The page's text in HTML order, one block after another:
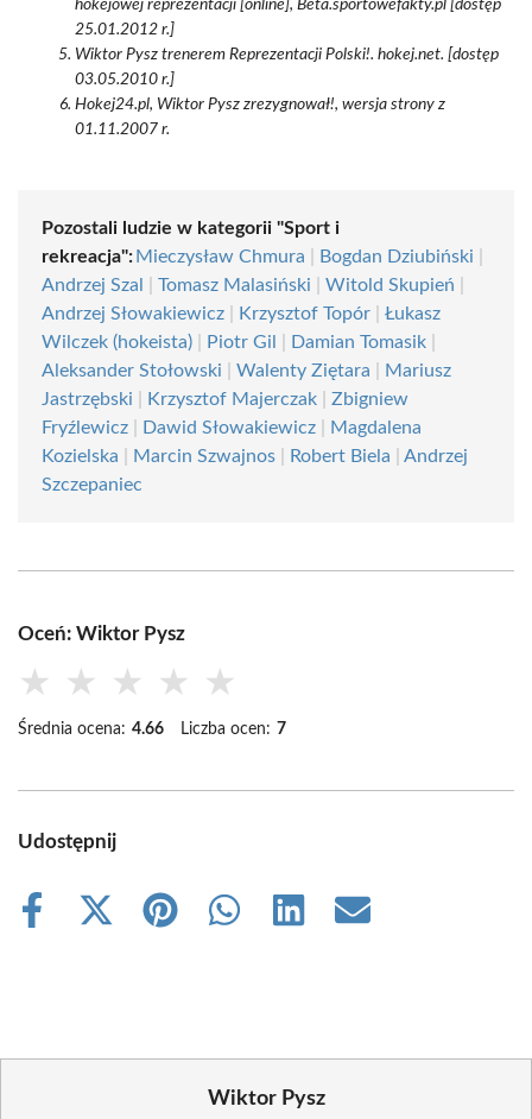
hokejowej reprezentacji [online], Beta.sportowefakty.pl [dostęp
25.01.2012 r.]
Wiktor Pysz trenerem Reprezentacji Polski!. hokej.net. [dostęp
03.05.2010 r.]
Hokej24.pl, Wiktor Pysz zrezygnował!, wersja strony z
01.11.2007 r.
Pozostali ludzie w kategorii "Sport i
rekreacja": Mieczysław Chmura Bogdan Dziubiński
Andrzej Szal
Tomasz Malasiński Witold Skupień
Andrzej Słowakiewicz
Krzysztof Topór
Łukasz
Wilczek (hokeista)
Piotr Gil Damian Tomasik
Aleksander Stołowski
Walenty Ziętara
Mariusz
Jastrzębski
Krzysztof Majerczak
Zbigniew
Fryźlewicz
Dawid Słowakiewicz
Magdalena
Kozielska
Marcin Szwajnos Robert Biela
Andrzej
Szczepaniec
Oceń: Wiktor Pysz
★ ★ ★ ★ ★
Średnia ocena: 4.66 Liczba ocen: 7
Udostępnij
Share
Share
Share
Share
Share
Share
Wiktor Pysz